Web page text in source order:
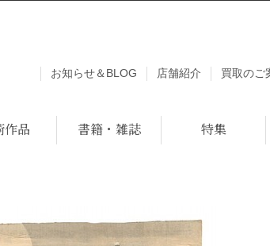
お知らせ＆BLOG 店舗紹介 買取のご
作品 書籍・雑誌 特集